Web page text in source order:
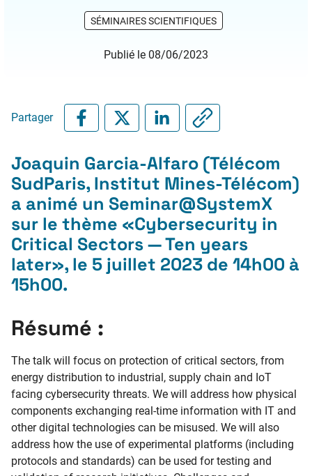
SÉMINAIRES SCIENTIFIQUES
Publié le 08/06/2023
Partager
Joaquin Garcia-Alfaro (Télécom
SudParis, Institut Mines-Télécom)
a animé un Seminar@SystemX
sur le thème «Cybersecurity in
Critical Sectors — Ten years
later», le 5 juillet 2023 de 14h00 à
15h00.
Résumé :
The talk will focus on protection of critical sectors, from
energy distribution to industrial, supply chain and IoT
facing cybersecurity threats. We will address how physical
components exchanging real-time information with IT and
other digital technologies can be misused. We will also
address how the use of experimental platforms (including
protocols and standards) can be used for testing and